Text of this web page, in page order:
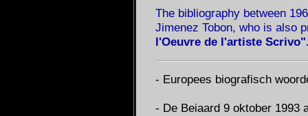
The bibliography between
Jimenez Tobon, who is also
l'Oeuvre de l'artiste
- Europees biografisch
- De Beiaard 9 oktober 1993